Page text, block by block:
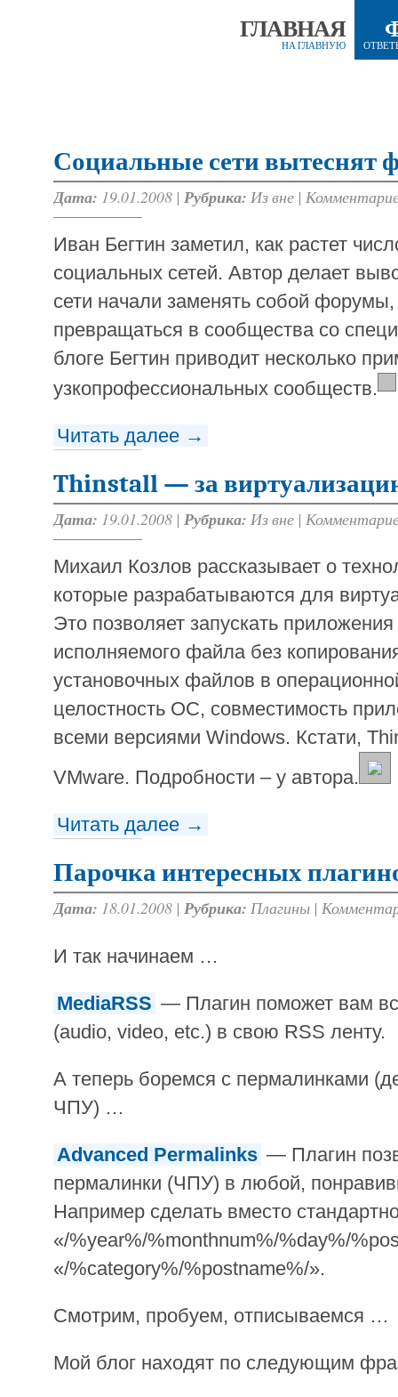
ГЛАВНАЯ
НА ГЛАВНУЮ
Социальные сети вытеснят
Дата: 19.01.2008 | Рубрика: Из вне |
Иван Бегтин заметил, как растет
социальных сетей. Автор делает
сети начали заменять собой
превращаться в сообщества со
блоге Бегтин приводит несколько
узкопрофессиональных сообществ.
Читать далее →
Thinstall — за
Дата: 19.01.2008 | Рубрика: Из вне |
Михаил Козлов рассказывает о
которые разрабатываются для
Это позволяет запускать
исполняемого файла без
установочных файлов в
целостность ОС, совместимость
всеми версиями Windows. Кстати,
VMware. Подробности – у автора.
Читать далее →
Парочка интересных
Дата: 18.01.2008 | Рубрика: Плагины |
И так начинаем …
MediaRSS — Плагин поможет вам
(audio, video, etc.) в свою RSS ленту.
А теперь боремся с пермалинками
ЧПУ) …
Advanced Permalinks — Плагин
пермалинки (ЧПУ) в любой,
Например сделать вместо
«/%year%/%monthnum%/%day%/
«/%category%/%postname%/».
Смотрим, пробуем, отписываемся …
Мой блог находят по следующим